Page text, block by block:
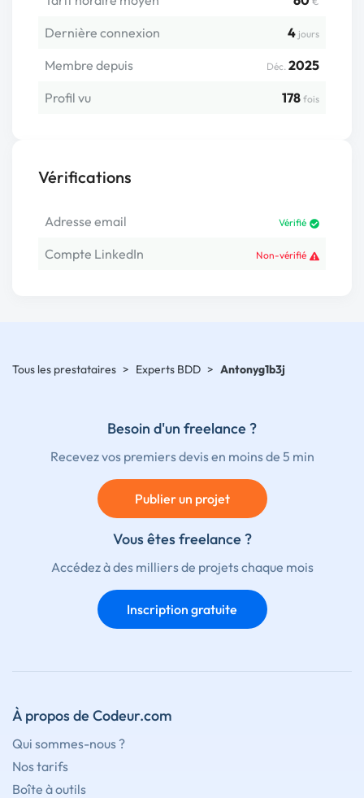
Dernière connexion 4 jours
Membre depuis Déc. 2025
Profil vu
178 fois
Vérifications
Adresse email Vérifié
Compte LinkedIn Non-vérifié
Tous les prestataires > Experts BDD > Antonyg1b3j
Besoin d'un freelance ?
Recevez vos premiers devis en moins de 5 min
Publier un projet
Vous êtes freelance ?
Accédez à des milliers de projets chaque mois
Inscription gratuite
À propos de Codeur.com
Qui sommes-nous ?
Nos tarifs
Boîte à outils